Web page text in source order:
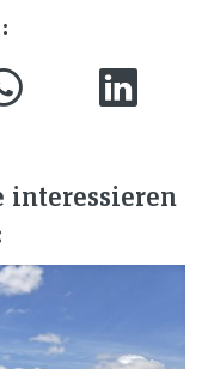
interessieren